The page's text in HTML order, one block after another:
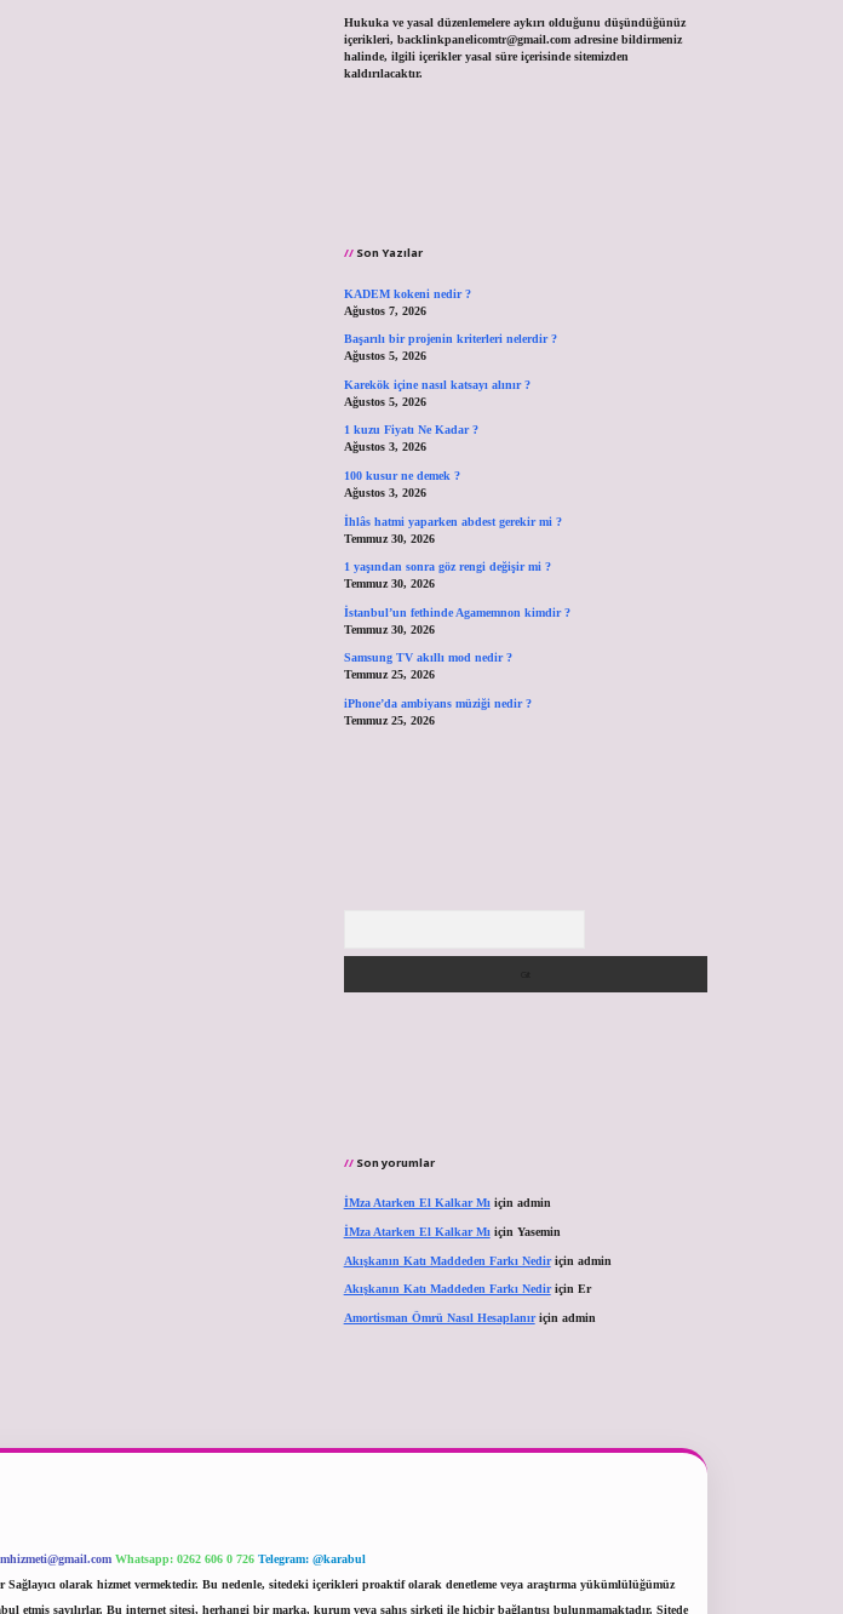
Hukuka ve yasal düzenlemelere aykırı olduğunu düşündüğünüz
içerikleri, backlinkpanelicomtr@gmail.comadresine bildirmeniz
halinde, ilgili içerikler yasal süre içerisinde sitemizden
kaldırılacaktır.
Son Yazılar
KADEM kokeni nedir ?
Ağustos 7, 2026
Başarılı bir projenin kriterleri nelerdir ?
Ağustos 5, 2026
Karekök içine nasıl katsayı alınır ?
Ağustos 5, 2026
1 kuzu Fiyatı Ne Kadar ?
Ağustos 3, 2026
100 kusur ne demek ?
Ağustos 3, 2026
İhlâs hatmi yaparken abdest gerekir mi ?
Temmuz 30, 2026
1 yaşından sonra göz rengi değişir mi ?
Temmuz 30, 2026
İstanbul’un fethinde Agamemnon kimdir ?
Temmuz 30, 2026
Samsung TV akıllı mod nedir ?
Temmuz 25, 2026
iPhone’da ambiyans müziği nedir ?
Temmuz 25, 2026
Son yorumlar
İMza Atarken El Kalkar Mıiçin admin
İMza Atarken El Kalkar Mıiçin Yasemin
Akışkanın Katı Maddeden Farkı Nediriçin admin
Akışkanın Katı Maddeden Farkı Nediriçin Er
Amortisman Ömrü Nasıl Hesaplanıriçin admin
Whatsapp: 0262 606 0 726 Telegram: @karabul
olarak hizmet vermektedir. Bu nedenle, sitedeki içerikleri proaktif olarak denetleme veya araştırma yükümlülüğümüz
sayılırlar. Bu internet sitesi, herhangi bir marka, kurum veya şahıs şirketi ile hiçbir bağlantısı bulunmamaktadır. Sitede